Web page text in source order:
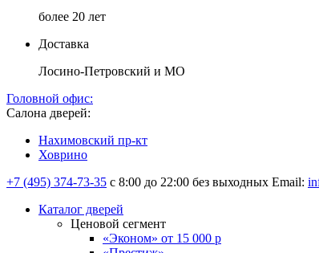
более 20 лет
Доставка
Лосино-Петровский и МО
Головной офис:
Салона дверей:
Нахимовский пр-кт
Ховрино
+7 (495) 374-73-35 с 8:00 до 22:00 без выходных Email:
Каталог дверей
Ценовой сегмент
«Эконом» от 15 000 р